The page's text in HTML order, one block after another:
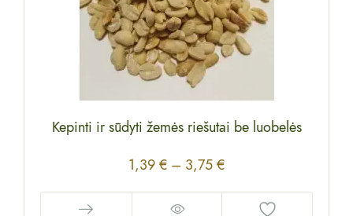
Kepinti ir sūdyti žemės riešutai be luobelės
1,39€ – 3,75€